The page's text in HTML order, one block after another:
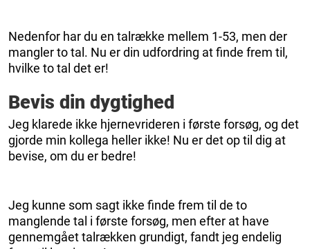
Nedenfor har du en talrække mellem 1-53, men der
mangler to tal. Nu er din udfordring at finde frem til,
hvilke to tal det er!
Bevis din dygtighed
Jeg klarede ikke hjernevrideren i første forsøg, og det
gjorde min kollega heller ikke! Nu er det op til dig at
bevise, om du er bedre!
Jeg kunne som sagt ikke finde frem til de to
manglende tal i første forsøg, men efter at have
gennemgået talrækken grundigt, fandt jeg endelig